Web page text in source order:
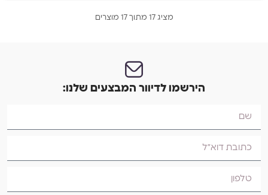
מציג 17 מתוך 17 מוצרים
הירשמו לדיוור המבצעים שלנו: